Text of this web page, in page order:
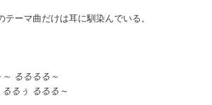
テーマ曲だけは耳に馴染んでいる。
るるるる～
るぅ るるる～